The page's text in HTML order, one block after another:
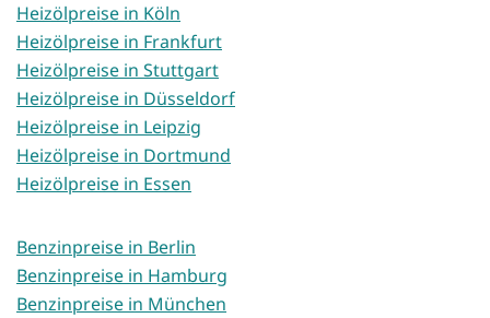
Heizölpreise in Köln
Heizölpreise in Frankfurt
Heizölpreise in Stuttgart
Heizölpreise in Düsseldorf
Heizölpreise in Leipzig
Heizölpreise in Dortmund
Heizölpreise in Essen
Benzinpreise in Berlin
Benzinpreise in Hamburg
Benzinpreise in München